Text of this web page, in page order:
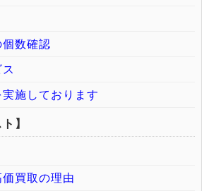
数確認
施しております
】
買取の理由